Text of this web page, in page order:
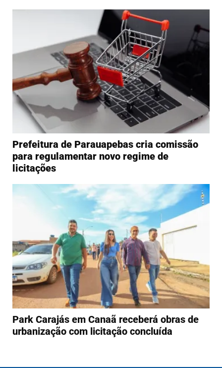
Prefeitura de Parauapebas cria comissão
para regulamentar novo regime de
licitações
Park Carajás em Canaã receberá obras de
urbanização com licitação concluída